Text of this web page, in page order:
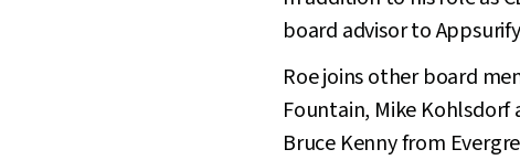
board advisor to
Roe joins other board
Fountain, Mike Kohlsdorf
Bruce Kenny from